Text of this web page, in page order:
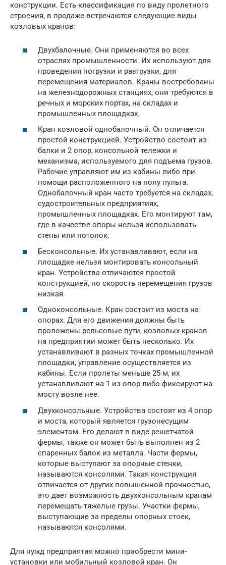
конструкции. Есть классификация по виду пролетного
строения, в продаже встречаются следующие виды
козловых кранов:
Двухбалочные. Они применяются во всех
отраслях промышленности. Их используют для
проведения погрузки и разгрузки, для
перемещения материалов. Краны востребованы
на железнодорожных станциях, они требуются в
речных и морских портах, на складах и
промышленных площадках.
Кран козловой однобалочный. Он отличается
простой конструкцией. Устройство состоит из
балки и 2 опор, консольной тележки и
механизма, используемого для подъема грузов.
Рабочие управляют им из кабины либо при
помощи расположенного на полу пульта.
Однобалочный кран часто требуется на складах,
судостроительных предприятиях,
промышленных площадках. Его монтируют там,
где в качестве опоры нельзя использовать
стены или потолок.
Бесконсольные. Их устанавливают, если на
площадке нельзя монтировать консольный
кран. Устройства отличаются простой
конструкцией, но скорость перемещения грузов
низкая.
Одноконсольные. Кран состоит из моста на
опорах. Для его движения должны быть
проложены рельсовые пути, козловых кранов
на предприятии может быть несколько. Их
устанавливают в разных точках промышленной
площадки, управление осуществляется из
кабины. Если пролеты меньше 25 м, их
устанавливают на 1 из опор либо фиксируют на
мосту возле нее.
Двухконсольные. Устройства состоят из 4 опор
и моста, который является грузонесущим
элементом. Его делают в виде решетчатой
фермы, также он может быть выполнен из 2
спаренных балок из металла. Части фермы,
которые выступают за опорные стенки,
называются консолями. Такая конструкция
отличается от других повышенной прочностью,
это дает возможность двухконсольным кранам
перемещать тяжелые грузы. Участки фермы,
выступающие за пределы опорных стоек,
называются консолями.
Для нужд предприятия можно приобрести мини-
установки или мобильный козловой кран. Он